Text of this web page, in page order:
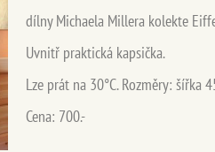
dílny Michaela Millera kolekte
Uvnitř praktická kapsička.
Lze prát na 30°C. Rozměry: šířka
Cena: 700.-